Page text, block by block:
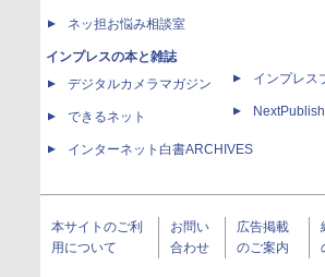
ネッ担お悩み相談室
インプレスの本と雑誌
デジタルカメラマガジン
できるネット
インターネット白書ARCHIVES
インプレス
本サイトのご利
用について
お問い
合わせ
広告掲載
のご案内